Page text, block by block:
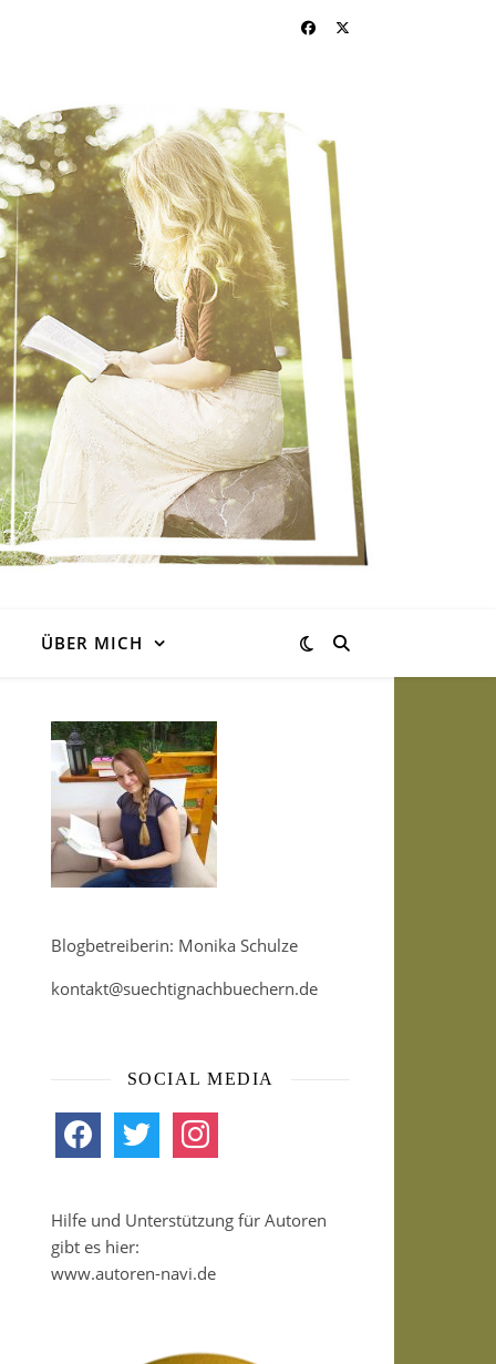
ÜBER MICH
Blogbetreiberin: Monika Schulze
kontakt@suechtignachbuechern.de
SOCIAL MEDIA
facebook twitter instagram
Hilfe und Unterstützung für Autoren
gibt es hier:
www.autoren-navi.de